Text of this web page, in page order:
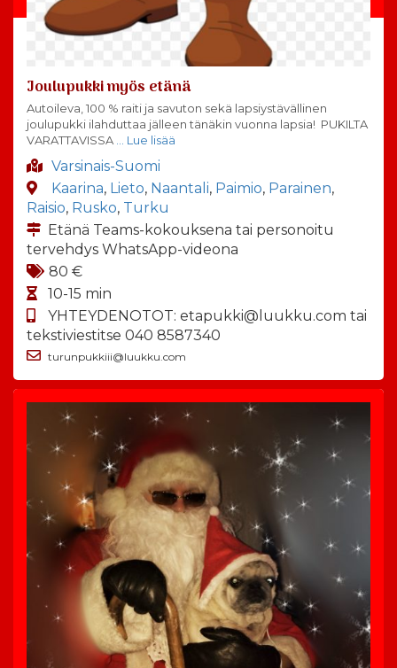
Joulupukki myös etänä
Autoileva, 100 % raiti ja savuton sekä lapsiystävällinen
joulupukki ilahduttaa jälleen tänäkin vuonna lapsia! PUKILTA
VARATTAVISSA … Lue lisää
Varsinais-Suomi
Kaarina, Lieto, Naantali, Paimio, Parainen,
Raisio, Rusko, Turku
Etänä Teams-kokouksena tai personoitu
tervehdys WhatsApp-videona
80 €
10-15 min
YHTEYDENOTOT: etapukki@luukku.com tai
tekstiviestitse 040 8587340
turunpukkiii@luukku.com